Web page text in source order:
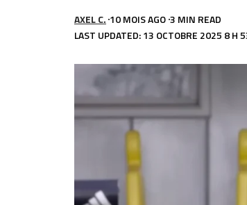
LAST UPDATED: 13 OCTOBRE 2025 8 H
AXEL C. 10 MOIS AGO 3 MIN READ